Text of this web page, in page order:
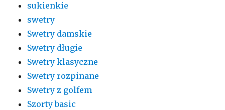
sukienkie
swetry
Swetry damskie
Swetry długie
Swetry klasyczne
Swetry rozpinane
Swetry z golfem
Szorty basic